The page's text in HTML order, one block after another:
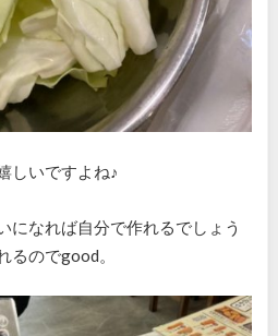
しいですよね♪
になれば自分で作れるでしょう
るのでgood。